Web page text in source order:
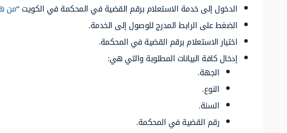
الدخول إلى خدمة الاستعلام برقم القضية في المحكمة في الكويت “من
الضغط على الرابط المدرج للوصول إلى الخدمة.
اختيار الاستعلام برقم القضية في المحكمة.
إدخال كافة البيانات المطلوبة والتي هي:
الجهة.
النوع.
السنة.
رقم القضية في المحكمة.